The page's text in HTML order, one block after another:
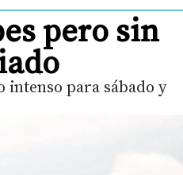
pero sin
intenso para sábado y